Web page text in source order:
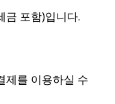
금 포함)입니다.
제를 이용하실 수